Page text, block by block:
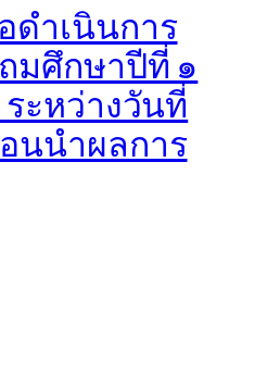
ดำเนินการ
มศึกษาปีที่ ๑
ะหว่างวันที่
นนำผลการ